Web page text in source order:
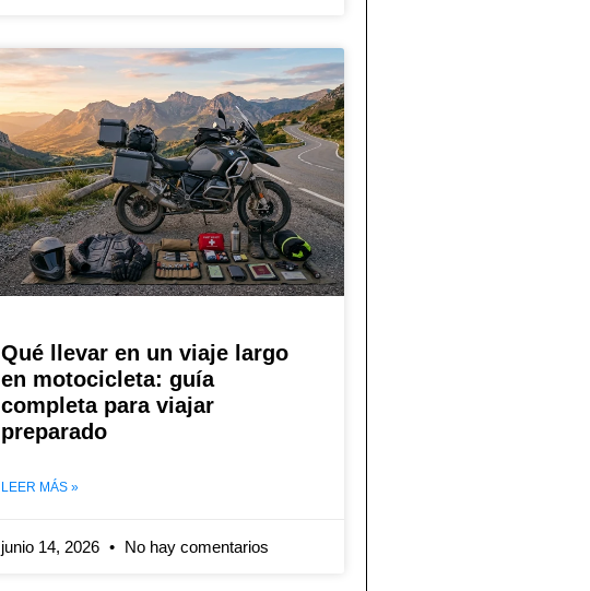
Qué llevar en un viaje largo
en motocicleta: guía
completa para viajar
preparado
LEER MÁS »
junio 14, 2026 No hay comentarios